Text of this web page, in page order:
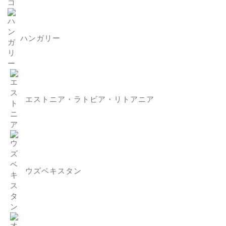
ハンガリー
エストニア・ラトビア・リトアニア
ウズベキスタン